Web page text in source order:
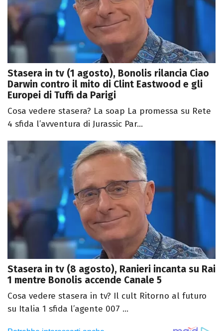
Stasera in tv (1 agosto), Bonolis rilancia Ciao
Darwin contro il mito di Clint Eastwood e gli
Europei di Tuffi da Parigi
Cosa vedere stasera? La soap La promessa su Rete
4 sfida l’avventura di Jurassic Par...
Stasera in tv (8 agosto), Ranieri incanta su Rai
1 mentre Bonolis accende Canale 5
Cosa vedere stasera in tv? Il cult Ritorno al futuro
su Italia 1 sfida l’agente 007 ...